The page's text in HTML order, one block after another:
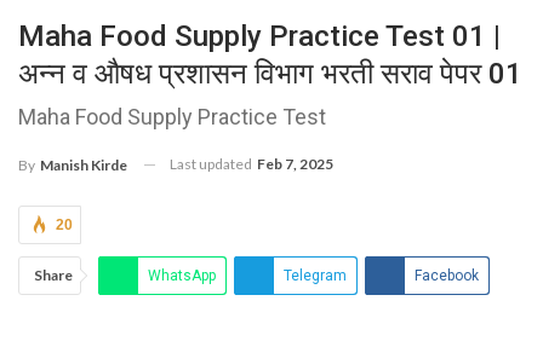
Maha Food Supply Practice Test 01 |
अन्न व औषध प्रशासन विभाग भरती सराव पेपर 01
Maha Food Supply Practice Test
By Manish Kirde Last updated Feb 7, 2025
20
Share WhatsApp Telegram Facebook